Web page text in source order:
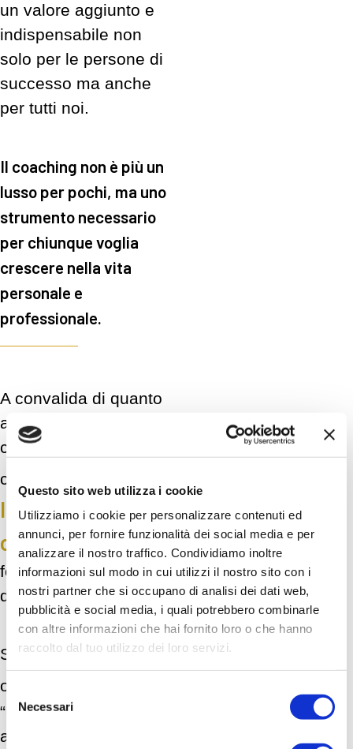
Questo sito web utilizza i cookie
Utilizziamo i cookie per personalizzare contenuti ed
annunci, per fornire funzionalità dei social media e per
analizzare il nostro traffico. Condividiamo inoltre
informazioni sul modo in cui utilizzi il nostro sito con i
nostri partner che si occupano di analisi dei dati web,
pubblicità e social media, i quali potrebbero combinarle
con altre informazioni che hai fornito loro o che hanno
raccolto dal tuo utilizzo dei loro servizi.
Selezione
delNecessari
un valore aggiunto e
indispensabile non
solo per le persone di
successo ma anche
per tutti noi.
Il coaching non è più un
lusso per pochi, ma uno
strumento necessario
per chiunque voglia
crescere nella vita
personale e
professionale.
A convalida di quanto
accennato, i numeri del
coaching confermano
che
Italiano è in forte
crescitae non si
fermerà! Ecco alcuni
dati:
Secondo “Fortune”
oltre il
“Fortune 500” (le 500
aziende più grandi al